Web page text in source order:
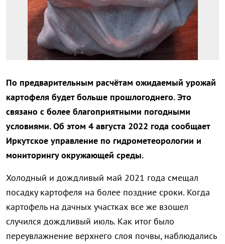
По предварительным расчётам ожидаемый урожай
картофеля будет больше прошлогоднего. Это
связано с более благоприятными погодными
условиями. Об этом 4 августа 2022 года сообщает
Иркутское управление по гидрометеорологии и
мониторингу окружающей среды.
Холодный и дождливый май 2021 года смещал
посадку картофеля на более поздние сроки. Когда
картофель на дачных участках все же взошел
случился дождливый июль. Как итог было
переувлажнение верхнего слоя почвы, наблюдались